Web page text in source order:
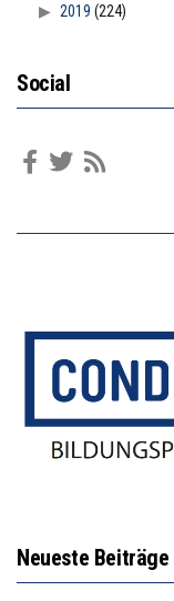
2019 (224)
Social
Neueste Beiträge